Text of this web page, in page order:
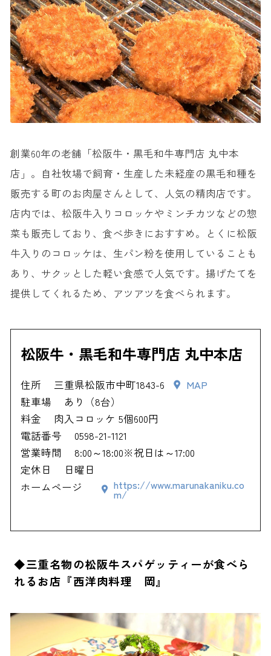
創業60年の老舗「松阪牛・黒毛和牛専門店 丸中本
店」。自社牧場で飼育・生産した未経産の黒毛和種を
販売する町のお肉屋さんとして、人気の精肉店です。
店内では、松阪牛入りコロッケやミンチカツなどの惣
菜も販売しており、食べ歩きにおすすめ。とくに松阪
牛入りのコロッケは、生パン粉を使用していることも
あり、サクッとした軽い食感で人気です。揚げたてを
提供してくれるため、アツアツを食べられます。
松阪牛・黒毛和牛専門店 丸中本店
住所 三重県松阪市中町1843-6
MAP
駐車場
あり（8台）
料金
肉入コロッケ 5個600円
電話番号
0598-21-1121
営業時間
8:00～18:00※祝日は～17:00
定休日
日曜日
ホームページ
https://www.marunakaniku.co
m/
◆三重名物の松阪牛スパゲッティーが食べら
れるお店『西洋肉料理 岡』